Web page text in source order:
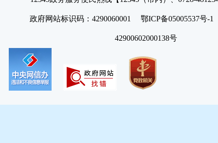
政府网站标识码：4290060001 鄂ICP备05005537号
42900602000138号